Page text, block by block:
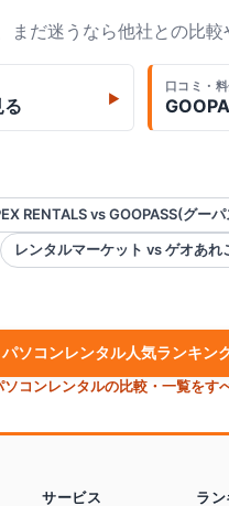
だ迷うなら他社との比較
▶
口コミ・
RENTALS vs GOOPASS(グーパ
レンタルマーケット vs ゲオあれ
パソコンレンタル人気ランキン
ソコンレンタルの比較・一覧をす
サービス ラ